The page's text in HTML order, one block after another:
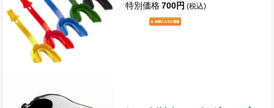
特別価格 700円 (税込)